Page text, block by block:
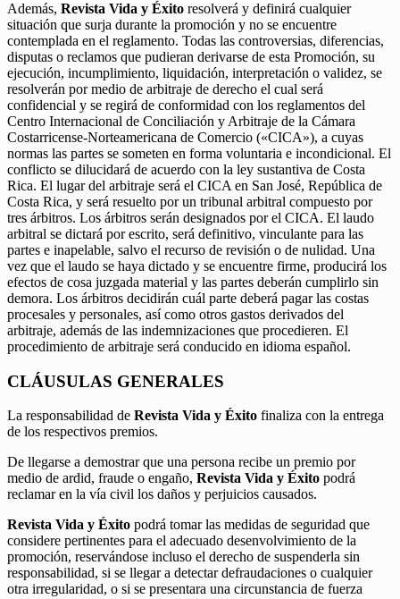
Además, Revista Vida y Éxito resolverá y definirá cualquier
situación que surja durante la promoción y no se encuentre
contemplada en el reglamento. Todas las controversias, diferencias,
disputas o reclamos que pudieran derivarse de esta Promoción, su
ejecución, incumplimiento, liquidación, interpretación o validez, se
resolverán por medio de arbitraje de derecho el cual será
confidencial y se regirá de conformidad con los reglamentos del
Centro Internacional de Conciliación y Arbitraje de la Cámara
Costarricense-Norteamericana de Comercio («CICA»), a cuyas
normas las partes se someten en forma voluntaria e incondicional. El
conflicto se dilucidará de acuerdo con la ley sustantiva de Costa
Rica. El lugar del arbitraje será el CICA en San José, República de
Costa Rica, y será resuelto por un tribunal arbitral compuesto por
tres árbitros. Los árbitros serán designados por el CICA. El laudo
arbitral se dictará por escrito, será definitivo, vinculante para las
partes e inapelable, salvo el recurso de revisión o de nulidad. Una
vez que el laudo se haya dictado y se encuentre firme, producirá los
efectos de cosa juzgada material y las partes deberán cumplirlo sin
demora. Los árbitros decidirán cuál parte deberá pagar las costas
procesales y personales, así como otros gastos derivados del
arbitraje, además de las indemnizaciones que procedieren. El
procedimiento de arbitraje será conducido en idioma español.
CLÁUSULAS GENERALES
La responsabilidad de Revista Vida y Éxito finaliza con la entrega
de los respectivos premios.
De llegarse a demostrar que una persona recibe un premio por
medio de ardid, fraude o engaño, Revista Vida y Éxito podrá
reclamar en la vía civil los daños y perjuicios causados.
Revista Vida y Éxito podrá tomar las medidas de seguridad que
considere pertinentes para el adecuado desenvolvimiento de la
promoción, reservándose incluso el derecho de suspenderla sin
responsabilidad, si se llegar a detectar defraudaciones o cualquier
otra irregularidad, o si se presentara una circunstancia de fuerza